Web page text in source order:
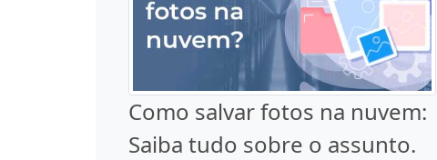
Como salvar fotos na nuvem:
Saiba tudo sobre o assunto.